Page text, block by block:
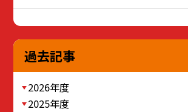
過去記事
2026年度
2025年度